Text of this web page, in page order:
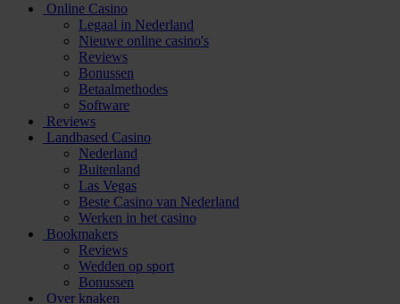
Online Casino
Legaal in Nederland
Nieuwe online casino's
Reviews
Bonussen
Betaalmethodes
Software
Reviews
Landbased Casino
Nederland
Buitenland
Las Vegas
Beste Casino van Nederland
Werken in het casino
Bookmakers
Reviews
Wedden op sport
Bonussen
Over knaken